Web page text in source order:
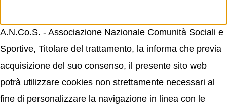
A.N.Co.S. - Associazione Nazionale Comunità Sociali e
Sportive, Titolare del trattamento, la informa che previa
acquisizione del suo consenso, il presente sito web
potrà utilizzare cookies non strettamente necessari al
fine di personalizzare la navigazione in linea con le